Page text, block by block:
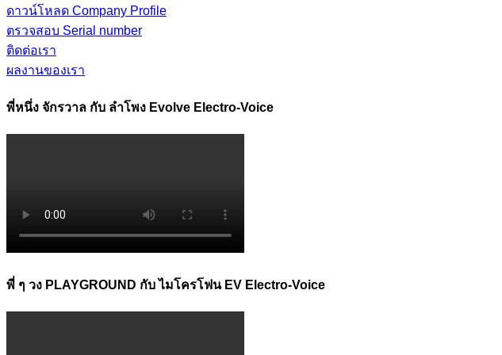
ดาวน์โหลด Company Profile
ตรวจสอบ Serial number
ติดต่อเรา
ผลงานของเรา
พี่หนึ่ง จักรวาล กับ ลำโพง Evolve Electro-Voice
พี่ ๆ วง PLAYGROUND กับ ไมโครโฟน EV Electro-Voice